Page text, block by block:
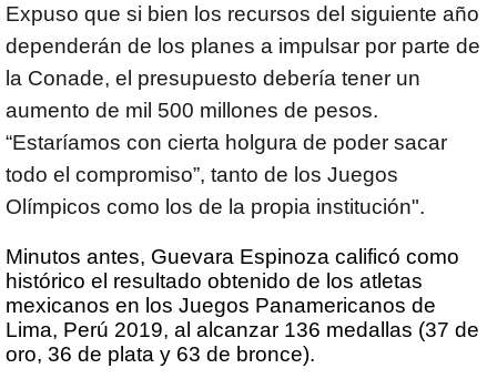
Expuso que si bien los recursos del siguiente año
dependerán de los planes a impulsar por parte de
la Conade, el presupuesto debería tener un
aumento de mil 500 millones de pesos.
“Estaríamos con cierta holgura de poder sacar
todo el compromiso”, tanto de los Juegos
Olímpicos como los de la propia institución".
Minutos antes, Guevara Espinoza calificó como
histórico el resultado obtenido de los atletas
mexicanos en los Juegos Panamericanos de
Lima, Perú 2019, al alcanzar 136 medallas (37 de
oro, 36 de plata y 63 de bronce).